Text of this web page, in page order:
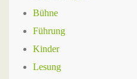
Bühne
Führung
Kinder
Lesung